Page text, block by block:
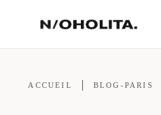
ACCUEIL BLOG-PARIS